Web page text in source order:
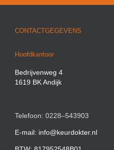
CONTACTGEGEVENS
Hoofdkantoor
Bedrijvenweg 4
1619 BK Andijk
Telefoon: 0228–543903
E-mail: info@keurdokter.nl